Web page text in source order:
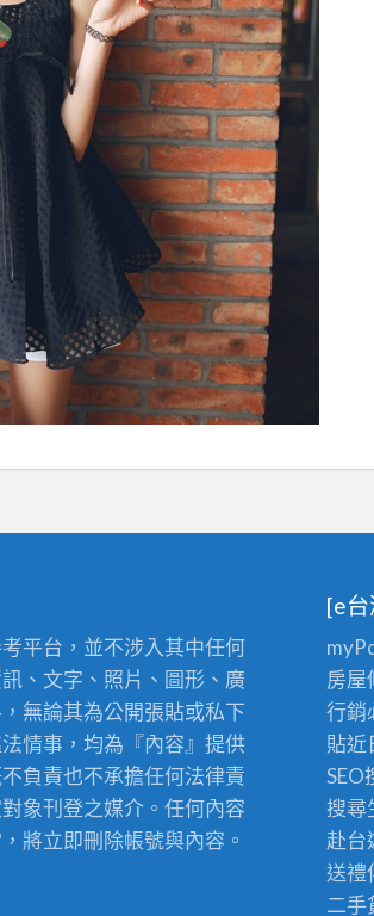
平台，並不涉入其中任何
、文字、照片、圖形、廣
無論其為公開張貼或私下
情事，均為『內容』提供
負責也不承擔任何法律責
象刊登之媒介。任何內容
將立即刪除帳號與內容。
[e台
房屋
行銷
貼近
SEO
搜尋
赴台
送禮
二手